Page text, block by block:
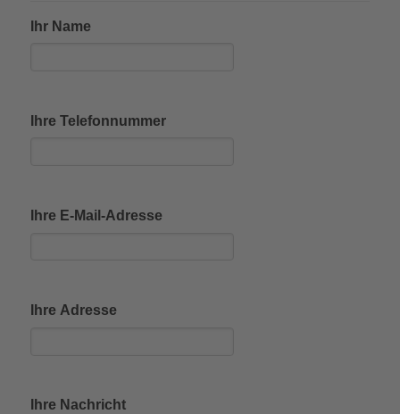
Ihr Name
Ihre Telefonnummer
Ihre E-Mail-Adresse
Ihre Adresse
Ihre Nachricht